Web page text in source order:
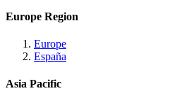
Europe Region
Europe
España
Asia Pacific